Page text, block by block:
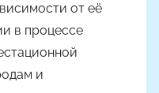
от её
в процессе
и